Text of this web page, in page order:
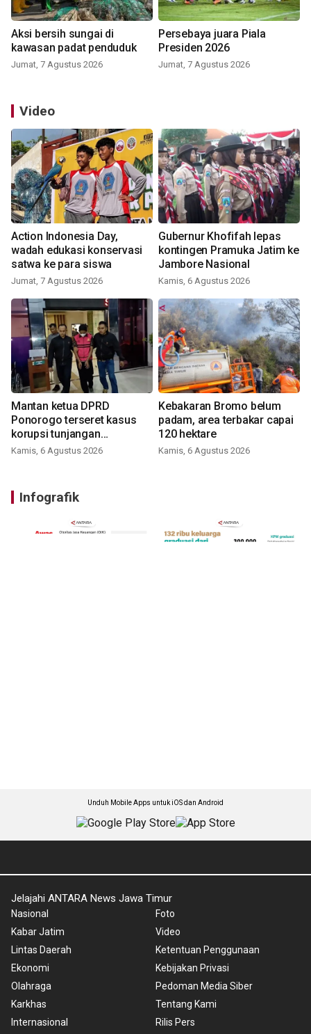
Aksi bersih sungai di
kawasan padat penduduk
Jumat, 7 Agustus 2026
Persebaya juara Piala
Presiden 2026
Jumat, 7 Agustus 2026
Video
Action Indonesia Day,
wadah edukasi konservasi
satwa ke para siswa
Jumat, 7 Agustus 2026
Gubernur Khofifah lepas
kontingen Pramuka Jatim ke
Jambore Nasional
Kamis, 6 Agustus 2026
Mantan ketua DPRD
Ponorogo terseret kasus
korupsi tunjangan
perumahan
Kamis, 6 Agustus 2026
Kebakaran Bromo belum
padam, area terbakar capai
120 hektare
Kamis, 6 Agustus 2026
Infografik
Unduh Mobile Apps untuk iOS dan Android
Jelajahi ANTARA News Jawa Timur
Nasional
Kabar Jatim
Lintas Daerah
Ekonomi
Olahraga
Karkhas
Internasional
Foto
Video
Ketentuan Penggunaan
Kebijakan Privasi
Pedoman Media Siber
Tentang Kami
Rilis Pers